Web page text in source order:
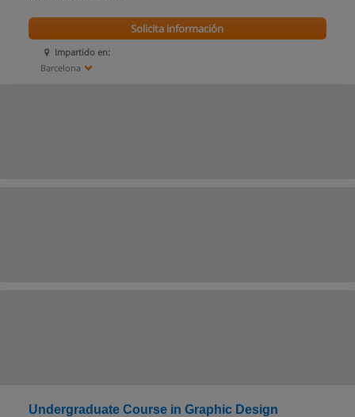
Impartido en:
Barcelona
Solicita información
Undergraduate Course in Graphic Design